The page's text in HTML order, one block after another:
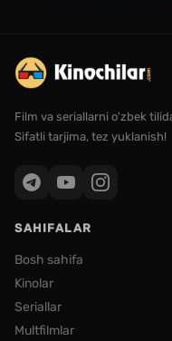
Film va seriallarni o'zbek
Sifatli tarjima, tez yuklanish!
SAHIFALAR
Bosh sahifa
Kinolar
Seriallar
Multfilmlar